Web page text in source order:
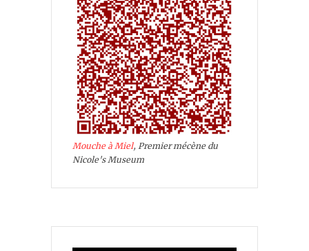
Mouche à Miel, Premier mécène du
Nicole's Museum